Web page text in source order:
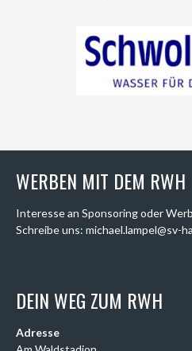
WERBEN MIT DEM RWH
Interesse an Sponsoring oder
Schreibe uns: michael.lampel@sv-
DEIN WEG ZUM RWH
Adresse